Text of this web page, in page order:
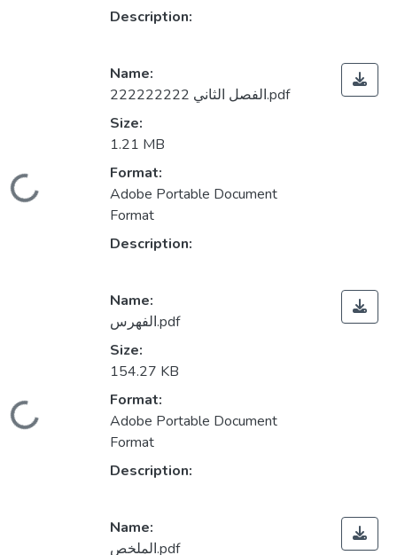
Description:
Loading...
Name:
الفصل الثاني 222222222.pdf
Size:
1.21 MB
Format:
Adobe Portable Document
Format
Description:
Loading...
Name:
الفهرس.pdf
Size:
154.27 KB
Format:
Adobe Portable Document
Format
Description:
Name:
الملخص.pdf